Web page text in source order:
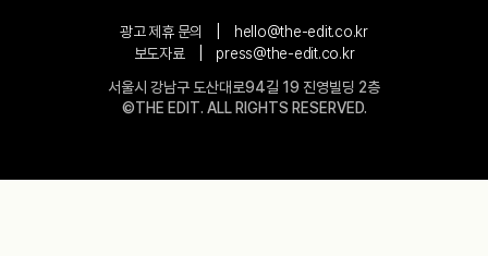
광고 제휴 문의
hello@the-edit.co.kr
보도자료
press@the-edit.co.kr
서울시 강남구 도산대로94길 19 진영빌딩 2층
©THE EDIT. ALL RIGHTS RESERVED.